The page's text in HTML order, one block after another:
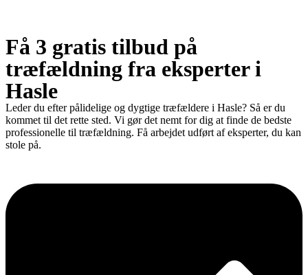
Få 3 gratis tilbud på
træfældning fra eksperter i
Hasle
Leder du efter pålidelige og dygtige træfældere i Hasle? Så er du
kommet til det rette sted. Vi gør det nemt for dig at finde de bedste
professionelle til træfældning. Få arbejdet udført af eksperter, du kan
stole på.